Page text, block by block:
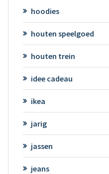
hoodies
houten speelgoed
houten trein
idee cadeau
ikea
jarig
jassen
jeans